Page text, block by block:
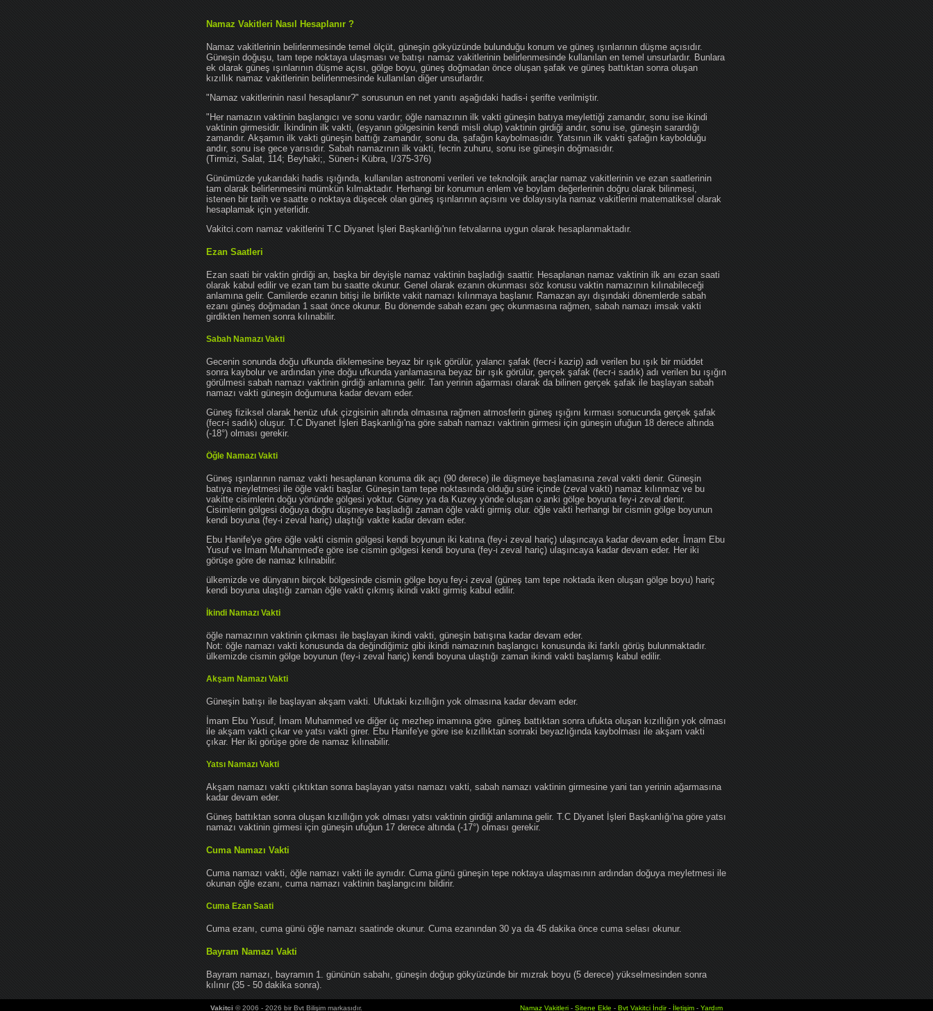
Namaz Vakitleri Nasıl Hesaplanır ?
Namaz vakitlerinin belirlenmesinde temel ölçüt, güneşin gökyüzünde bulunduğu konum ve güneş ışınlarının düşme açısıdır.
Güneşin doğuşu, tam tepe noktaya ulaşması ve batışı namaz vakitlerinin belirlenmesinde kullanılan en temel unsurlardır. Bunlara
ek olarak güneş ışınlarının düşme açısı, gölge boyu, güneş doğmadan önce oluşan şafak ve güneş battıktan sonra oluşan
kızıllık namaz vakitlerinin belirlenmesinde kullanılan diğer unsurlardır.
"Namaz vakitlerinin nasıl hesaplanır?" sorusunun en net yanıtı aşağıdaki hadis-i şerifte verilmiştir.
"Her namazın vaktinin başlangıcı ve sonu vardır; öğle namazının ilk vakti güneşin batıya meylettiği zamandır, sonu ise ikindi
vaktinin girmesidir. İkindinin ilk vakti, (eşyanın gölgesinin kendi misli olup) vaktinin girdiği andır, sonu ise, güneşin sarardığı
zamandır. Akşamın ilk vakti güneşin battığı zamandır, sonu da, şafağın kaybolmasıdır. Yatsının ilk vakti şafağın kaybolduğu
andır, sonu ise gece yarısıdır. Sabah namazının ilk vakti, fecrin zuhuru, sonu ise güneşin doğmasıdır.
(Tirmizi, Salat, 114; Beyhaki;, Sünen-i Kübra, I/375-376)
Günümüzde yukarıdaki hadis ışığında, kullanılan astronomi verileri ve teknolojik araçlar namaz vakitlerinin ve ezan saatlerinin
tam olarak belirlenmesini mümkün kılmaktadır. Herhangi bir konumun enlem ve boylam değerlerinin doğru olarak bilinmesi,
istenen bir tarih ve saatte o noktaya düşecek olan güneş ışınlarının açısını ve dolayısıyla namaz vakitlerini matematiksel olarak
hesaplamak için yeterlidir.
Vakitci.com namaz vakitlerini T.C Diyanet İşleri Başkanlığı'nın fetvalarına uygun olarak hesaplanmaktadır.
Ezan Saatleri
Ezan saati bir vaktin girdiği an, başka bir deyişle namaz vaktinin başladığı saattir. Hesaplanan namaz vaktinin ilk anı ezan saati
olarak kabul edilir ve ezan tam bu saatte okunur. Genel olarak ezanın okunması söz konusu vaktin namazının kılınabileceği
anlamına gelir. Camilerde ezanın bitişi ile birlikte vakit namazı kılınmaya başlanır. Ramazan ayı dışındaki dönemlerde sabah
ezanı güneş doğmadan 1 saat önce okunur. Bu dönemde sabah ezanı geç okunmasına rağmen, sabah namazı imsak vakti
girdikten hemen sonra kılınabilir.
Sabah Namazı Vakti
Gecenin sonunda doğu ufkunda diklemesine beyaz bir ışık görülür, yalancı şafak (fecr-i kazip) adı verilen bu ışık bir müddet
sonra kaybolur ve ardından yine doğu ufkunda yanlamasına beyaz bir ışık görülür, gerçek şafak (fecr-i sadık) adı verilen bu ışığın
görülmesi sabah namazı vaktinin girdiği anlamına gelir. Tan yerinin ağarması olarak da bilinen gerçek şafak ile başlayan sabah
namazı vakti güneşin doğumuna kadar devam eder.
Güneş fiziksel olarak henüz ufuk çizgisinin altında olmasına rağmen atmosferin güneş ışığını kırması sonucunda gerçek şafak
(fecr-i sadık) oluşur. T.C Diyanet İşleri Başkanlığı'na göre sabah namazı vaktinin girmesi için güneşin ufuğun 18 derece altında
(-18°) olması gerekir.
Öğle Namazı Vakti
Güneş ışınlarının namaz vakti hesaplanan konuma dik açı (90 derece) ile düşmeye başlamasına zeval vakti denir. Güneşin
batıya meyletmesi ile öğle vakti başlar. Güneşin tam tepe noktasında olduğu süre içinde (zeval vakti) namaz kılınmaz ve bu
vakitte cisimlerin doğu yönünde gölgesi yoktur. Güney ya da Kuzey yönde oluşan o anki gölge boyuna fey-i zeval denir.
Cisimlerin gölgesi doğuya doğru düşmeye başladığı zaman öğle vakti girmiş olur. öğle vakti herhangi bir cismin gölge boyunun
kendi boyuna (fey-i zeval hariç) ulaştığı vakte kadar devam eder.
Ebu Hanife'ye göre öğle vakti cismin gölgesi kendi boyunun iki katına (fey-i zeval hariç) ulaşıncaya kadar devam eder. İmam Ebu
Yusuf ve İmam Muhammed'e göre ise cismin gölgesi kendi boyuna (fey-i zeval hariç) ulaşıncaya kadar devam eder. Her iki
görüşe göre de namaz kılınabilir.
ülkemizde ve dünyanın birçok bölgesinde cismin gölge boyu fey-i zeval (güneş tam tepe noktada iken oluşan gölge boyu) hariç
kendi boyuna ulaştığı zaman öğle vakti çıkmış ikindi vakti girmiş kabul edilir.
İkindi Namazı Vakti
öğle namazının vaktinin çıkması ile başlayan ikindi vakti, güneşin batışına kadar devam eder.
Not: öğle namazı vakti konusunda da değindiğimiz gibi ikindi namazının başlangıcı konusunda iki farklı görüş bulunmaktadır.
ülkemizde cismin gölge boyunun (fey-i zeval hariç) kendi boyuna ulaştığı zaman ikindi vakti başlamış kabul edilir.
Akşam Namazı Vakti
Güneşin batışı ile başlayan akşam vakti. Ufuktaki kızıllığın yok olmasına kadar devam eder.
İmam Ebu Yusuf, İmam Muhammed ve diğer üç mezhep imamına göre güneş battıktan sonra ufukta oluşan kızıllığın yok olması
ile akşam vakti çıkar ve yatsı vakti girer. Ebu Hanife'ye göre ise kızıllıktan sonraki beyazlığında kaybolması ile akşam vakti
çıkar. Her iki görüşe göre de namaz kılınabilir.
Yatsı Namazı Vakti
Akşam namazı vakti çıktıktan sonra başlayan yatsı namazı vakti, sabah namazı vaktinin girmesine yani tan yerinin ağarmasına
kadar devam eder.
Güneş battıktan sonra oluşan kızıllığın yok olması yatsı vaktinin girdiği anlamına gelir. T.C Diyanet İşleri Başkanlığı'na göre yatsı
namazı vaktinin girmesi için güneşin ufuğun 17 derece altında (-17°) olması gerekir.
Cuma Namazı Vakti
Cuma namazı vakti, öğle namazı vakti ile aynıdır. Cuma günü güneşin tepe noktaya ulaşmasının ardından doğuya meyletmesi ile
okunan öğle ezanı, cuma namazı vaktinin başlangıcını bildirir.
Cuma Ezan Saati
Cuma ezanı, cuma günü öğle namazı saatinde okunur. Cuma ezanından 30 ya da 45 dakika önce cuma selası okunur.
Bayram Namazı Vakti
Bayram namazı, bayramın 1. gününün sabahı, güneşin doğup gökyüzünde bir mızrak boyu (5 derece) yükselmesinden sonra
kılınır (35 - 50 dakika sonra).
Vakitci © 2006 - 2026 bir Bvt Bilişim markasıdır. Namaz Vakitleri - Sitene Ekle - Bvt Vakitci İndir- İletişim - Yardım